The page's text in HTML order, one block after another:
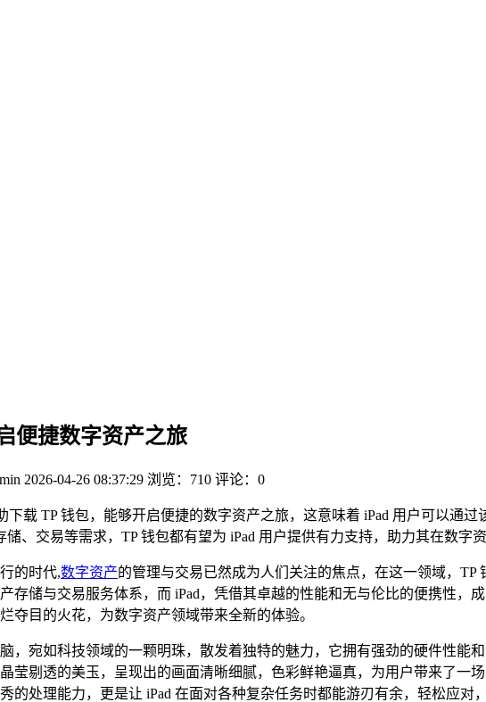
便捷数字资产之旅
2026-04-26 08:37:29 浏览：710 评论：0
下载 TP 钱包，能够开启便捷的数字资产之旅，这意味着 iPad 用户可以通
、交易等需求，TP 钱包都有望为 iPad 用户提供有力支持，助力其在数字
的时代,数字资产的管理与交易已然成为人们关注的焦点，在这一领域，
存储与交易服务体系，而 iPad，凭借其卓越的性能和无与伦比的便携性，
夺目的火花，为数字资产领域带来全新的体验。
，宛如科技领域的一颗明珠，散发着独特的魅力，它拥有强劲的硬件性能
莹剔透的美玉，呈现出的画面清晰细腻，色彩鲜艳逼真，为用户带来了一
的处理能力，更是让 iPad 在面对各种复杂任务时都能游刃有余，轻松应